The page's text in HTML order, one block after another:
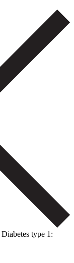
Diabetes type 1: